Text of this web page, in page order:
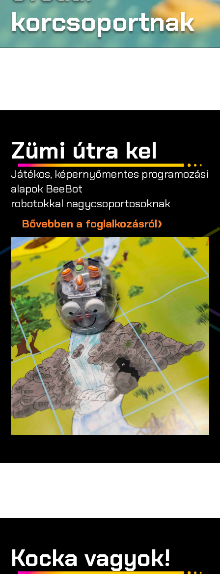
A CODE-RÓL
EN
korcsoportnak
Zümi útra kel
Játékos, képernyőmentes programozási
alapok BeeBot
robotokkal nagycsoportosoknak
Bővebben a foglalkozásról
Kocka vagyok!